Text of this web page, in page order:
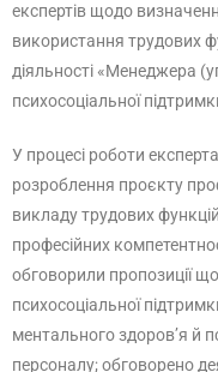
експертів щодо
використання трудових
діяльності «Менеджера
психосоціальної
У процесі роботи
розроблення проєкту
викладу трудових
професійних
обговорили пропозиції
психосоціальної
ментального здоров’я й
персоналу; обговорено